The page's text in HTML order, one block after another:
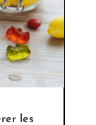
les